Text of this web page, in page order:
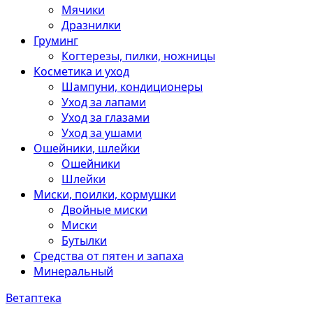
Мячики
Дразнилки
Груминг
Когтерезы, пилки, ножницы
Косметика и уход
Шампуни, кондиционеры
Уход за лапами
Уход за глазами
Уход за ушами
Ошейники, шлейки
Ошейники
Шлейки
Миски, поилки, кормушки
Двойные миски
Миски
Бутылки
Средства от пятен и запаха
Минеральный
Ветаптека